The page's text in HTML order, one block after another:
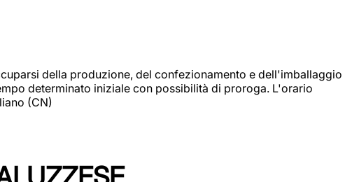
della produzione, del confezionamento e dell'imballaggio
determinato iniziale con possibilità di proroga. L'orario
(CN)